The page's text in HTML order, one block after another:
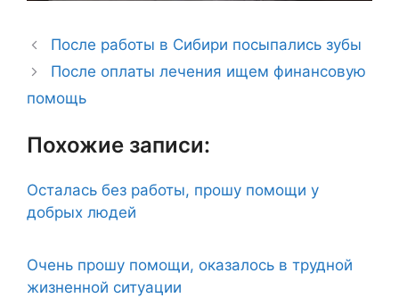
После работы в Сибири посыпались зубы
После оплаты лечения ищем финансовую
помощь
Похожие записи:
Осталась без работы, прошу помощи у
добрых людей
Очень прошу помощи, оказалось в трудной
жизненной ситуации